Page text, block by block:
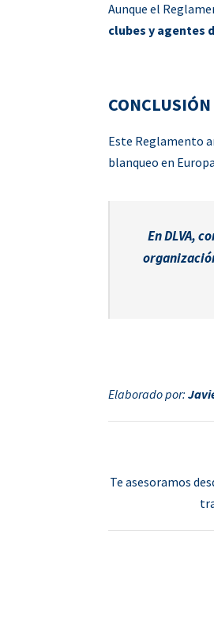
Aunque el
clubes y agentes
Este Reglamento
blanqueo en
En DLVA,
Elaborado por:
Te asesoramos